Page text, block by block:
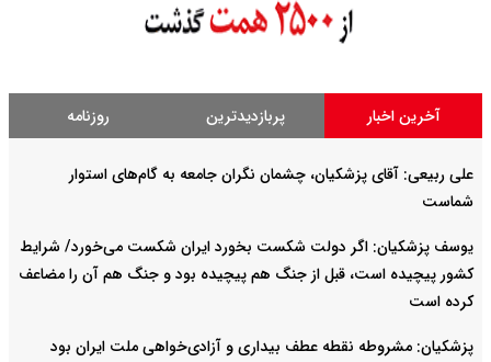
آخرین اخبار پربازدیدترین روزنامه
علی ربیعی: آقای پزشکیان، چشمان نگران جامعه به گام‌های استوار
شماست
یوسف پزشکیان: اگر دولت شکست بخورد ایران شکست می‌خورد/ شرایط
کشور پیچیده است، قبل از جنگ هم پیچیده بود و جنگ هم آن را مضاعف‌
کرده است
پزشکیان: مشروطه نقطه عطف بیداری و آزادی‌خواهی ملت ایران بود